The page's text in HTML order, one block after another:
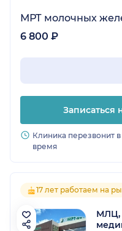
МРТ молочных
6 800 ₽
Записаться
Клиника перезвонит
время
17 лет работаем на
МЛЦ,